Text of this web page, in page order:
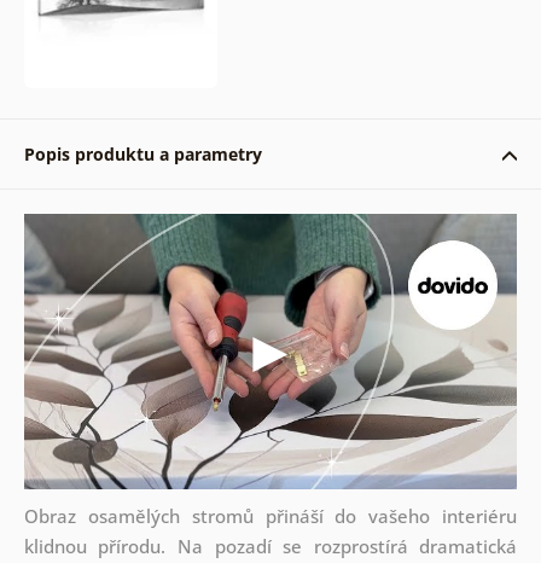
Popis produktu a parametry
Obraz osamělých stromů přináší do vašeho interiéru
klidnou přírodu. Na pozadí se rozprostírá dramatická